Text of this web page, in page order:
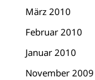
März 2010
Februar 2010
Januar 2010
November 2009